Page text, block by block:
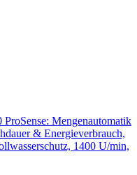
Mengenautomatik
& Energieverbrauch,
1400 U/min,